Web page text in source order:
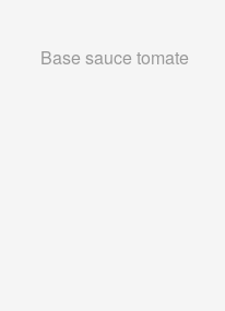
Base sauce tomate